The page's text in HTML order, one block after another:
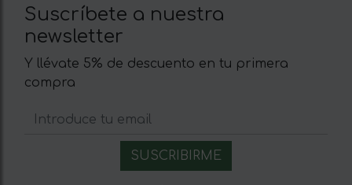
Suscríbete a nuestra
newsletter
Y llévate 5% de descuento en tu primera
compra